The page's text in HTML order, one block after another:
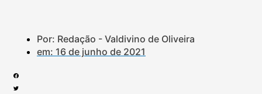
Por: Redação - Valdivino de Oliveira
em: 16 de junho de 2021